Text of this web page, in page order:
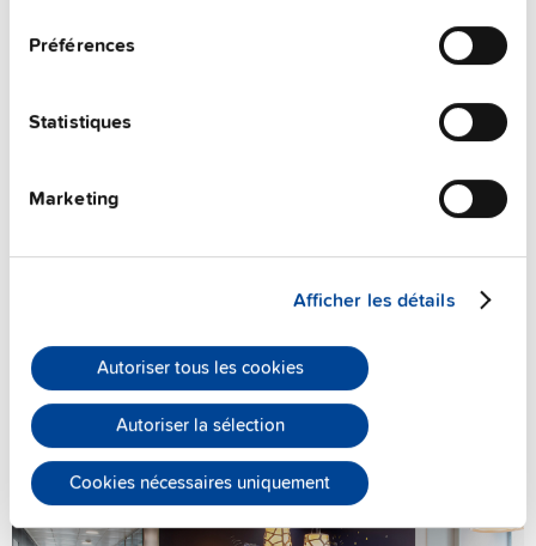
Préférences
Statistiques
Marketing
Afficher les détails
Autoriser tous les cookies
Autoriser la sélection
Cookies nécessaires uniquement